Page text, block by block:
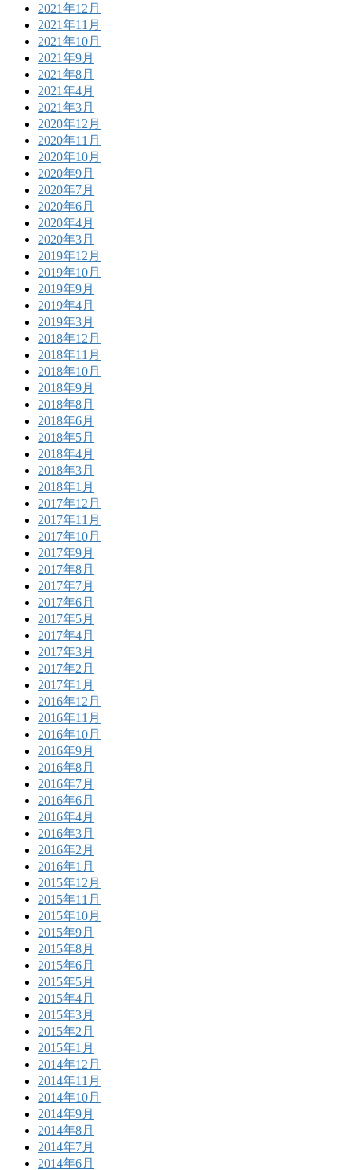
2021年12月
2021年11月
2021年10月
2021年9月
2021年8月
2021年4月
2021年3月
2020年12月
2020年11月
2020年10月
2020年9月
2020年7月
2020年6月
2020年4月
2020年3月
2019年12月
2019年10月
2019年9月
2019年4月
2019年3月
2018年12月
2018年11月
2018年10月
2018年9月
2018年8月
2018年6月
2018年5月
2018年4月
2018年3月
2018年1月
2017年12月
2017年11月
2017年10月
2017年9月
2017年8月
2017年7月
2017年6月
2017年5月
2017年4月
2017年3月
2017年2月
2017年1月
2016年12月
2016年11月
2016年10月
2016年9月
2016年8月
2016年7月
2016年6月
2016年4月
2016年3月
2016年2月
2016年1月
2015年12月
2015年11月
2015年10月
2015年9月
2015年8月
2015年6月
2015年5月
2015年4月
2015年3月
2015年2月
2015年1月
2014年12月
2014年11月
2014年10月
2014年9月
2014年8月
2014年7月
2014年6月